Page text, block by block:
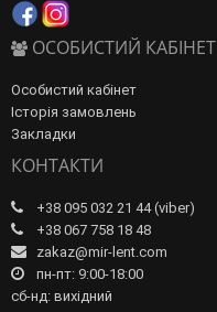
ОСОБИСТИЙ КАБІНЕТ
Особистий кабінет
Історія замовлень
Закладки
КОНТАКТИ
+38 095 032 21 44 (viber)
+38 067 758 18 48
zakaz@mir-lent.com
пн-пт: 9:00-18:00
сб-нд: вихідний